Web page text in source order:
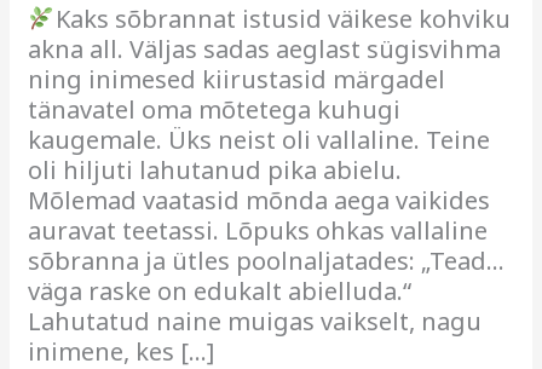
Kaks sõbrannat istusid väikese kohviku
akna all. Väljas sadas aeglast sügisvihma
ning inimesed kiirustasid märgadel
tänavatel oma mõtetega kuhugi
kaugemale. Üks neist oli vallaline. Teine
oli hiljuti lahutanud pika abielu.
Mõlemad vaatasid mõnda aega vaikides
auravat teetassi. Lõpuks ohkas vallaline
sõbranna ja ütles poolnaljatades: „Tead…
väga raske on edukalt abielluda.“
Lahutatud naine muigas vaikselt, nagu
inimene, kes […]